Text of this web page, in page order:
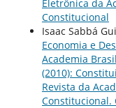
Eletrônica da
Constitucional
Isaac Sabbá
Economia e
Academia
(2010):
Revista da
Constitucional.